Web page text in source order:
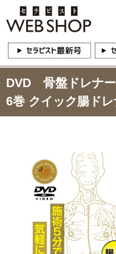
DVD 骨盤ドレナ
6巻 クイック腸ドレ